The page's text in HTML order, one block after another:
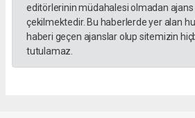
editörlerinin müdahalesi olmadan ajans
çekilmektedir. Bu haberlerde yer alan
haberi geçen ajanslar olup sitemizin
tutulamaz.